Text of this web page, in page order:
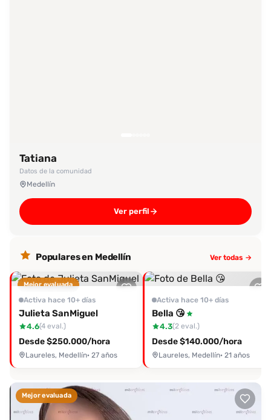
Tatiana
Datos de la comunidad
Medellín
Ver perfil
Populares en Medellín Ver todas →
Mejor evaluada
Activa hace 10+ días
Julieta SanMiguel
4.6(4 eval.)
Desde $250.000/hora
Laureles, Medellín· 27 años
Activa hace 10+ días
Bella 😘
4.3(2 eval.)
Desde $140.000/hora
Laureles, Medellín· 21 años
Mejor evaluada